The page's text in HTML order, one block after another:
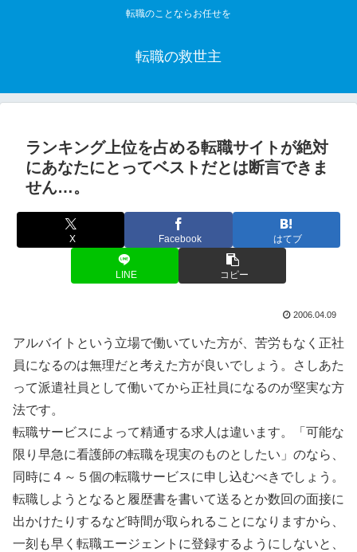
転職のことならお任せを
転職の救世主
ランキング上位を占める転職サイトが絶対
にあなたにとってベストだとは断言できま
せん…。
X Facebook はてブ
LINE コピー
2006.04.09
アルバイトという立場で働いていた方が、苦労もなく正社
員になるのは無理だと考えた方が良いでしょう。さしあた
って派遣社員として働いてから正社員になるのが堅実な方
法です。
転職サービスによって精通する求人は違います。「可能な
限り早急に看護師の転職を現実のものとしたい」のなら、
同時に４～５個の転職サービスに申し込むべきでしょう。
転職しようとなると履歴書を書いて送るとか数回の面接に
出かけたりするなど時間が取られることになりますから、
一刻も早く転職エージェントに登録するようにしないと、